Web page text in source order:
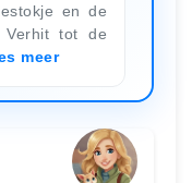
en de
Verhit tot de
meer